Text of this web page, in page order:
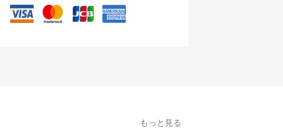
もっと見る